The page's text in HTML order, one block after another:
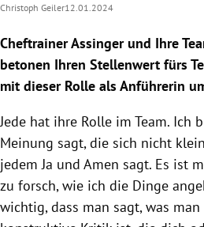
Christoph Geiler12.01.2024
Cheftrainer Assinger und Ihre
betonen Ihren Stellenwert fürs
mit dieser Rolle als Anführerin
Jede hat ihre Rolle im Team. Ich
Meinung sagt, die sich nicht
jedem Ja und Amen sagt. Es ist
zu forsch, wie ich die Dinge
wichtig, dass man sagt, was